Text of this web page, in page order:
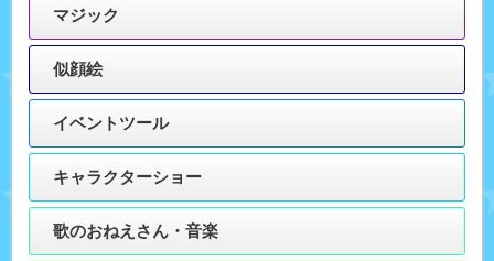
マジック
似顔絵
イベントツール
キャラクターショー
歌のおねえさん・音楽